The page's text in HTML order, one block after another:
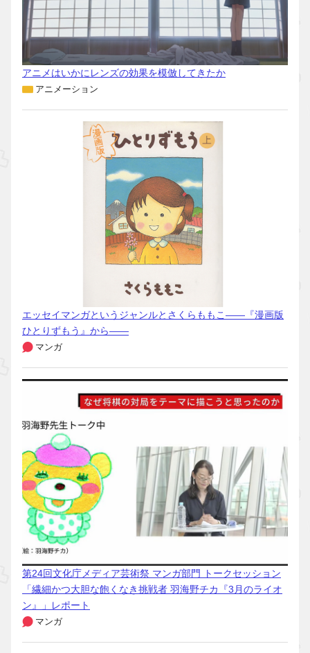
アニメはいかにレンズの効果を模倣してきたか
アニメーション
エッセイマンガというジャンルとさくらももこ――『漫画版
ひとりずもう』から――
マンガ
第24回文化庁メディア芸術祭 マンガ部門 トークセッション
「繊細かつ大胆な飽くなき挑戦者 羽海野チカ『3月のライオ
ン』」レポート
マンガ